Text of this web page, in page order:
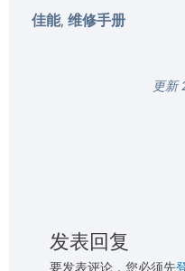
佳能, 维修手册
更新
发表回复
要发表评论，您必须先